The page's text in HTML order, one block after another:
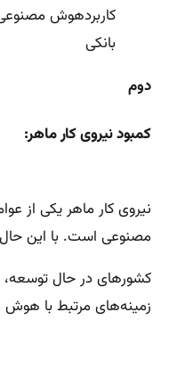
بانکی
دوم
کمبود نیروی کار ماهر:
نیروی کار ماهر یکی از
مصنوعی است. با این
کشورهای در حال
زمینه‌های مرتبط با